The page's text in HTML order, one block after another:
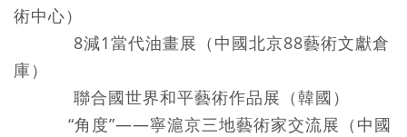
術中心）
8減1當代油畫展（中國北京88藝術文獻倉
庫）
聯合國世界和平藝術作品展（韓國）
“角度”——寧滬京三地藝術家交流展（中國